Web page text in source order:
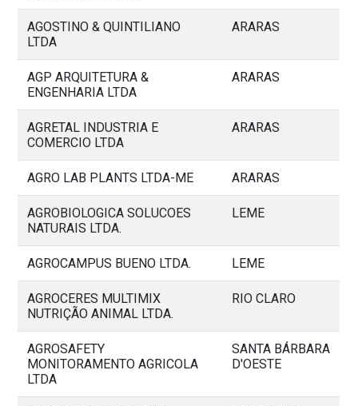
AGOSTINO & QUINTILIANO
LTDA
ARARAS
AGP ARQUITETURA &
ENGENHARIA LTDA
ARARAS
AGRETAL INDUSTRIA E
COMERCIO LTDA
ARARAS
AGRO LAB PLANTS LTDA-ME ARARAS
AGROBIOLOGICA SOLUCOES
NATURAIS LTDA.
LEME
AGROCAMPUS BUENO LTDA. LEME
AGROCERES MULTIMIX
NUTRIÇÃO ANIMAL LTDA.
RIO CLARO
AGROSAFETY
MONITORAMENTO AGRICOLA
LTDA
SANTA BÁRBARA
D'OESTE